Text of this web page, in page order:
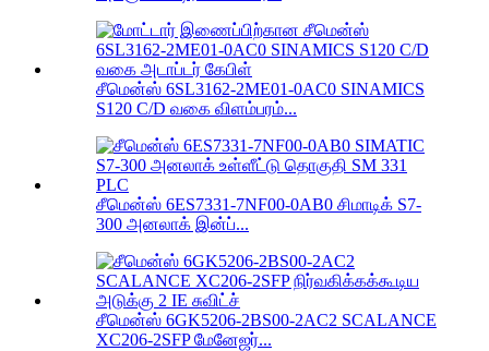
சீமென்ஸ் 6SL3162-2ME01-0AC0 SINAMICS
S120 C/D வகை விளம்பரம்...
சீமென்ஸ் 6ES7331-7NF00-0AB0 சிமாடிக் S7-
300 அனலாக் இன்ப்...
சீமென்ஸ் 6GK5206-2BS00-2AC2 SCALANCE
XC206-2SFP மேனேஜர்...